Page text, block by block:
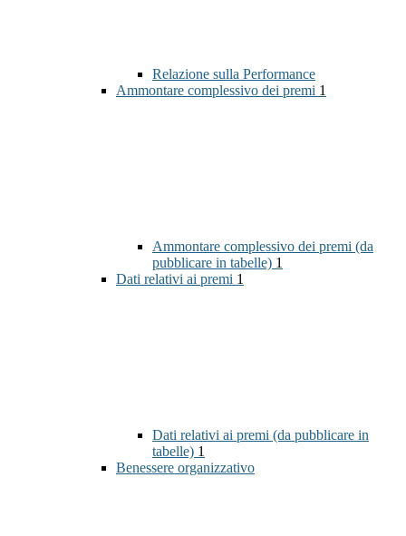
Relazione sulla Performance
Ammontare complessivo dei premi 1
Ammontare complessivo dei premi (da
pubblicare in tabelle) 1
Dati relativi ai premi 1
Dati relativi ai premi (da pubblicare in
tabelle) 1
Benessere organizzativo